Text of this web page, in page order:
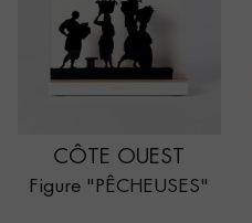
CÔTE OUEST
Figure "PÊCHEUSES"